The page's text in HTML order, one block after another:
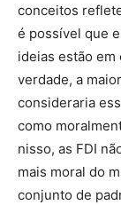
conceitos
é possível que
ideias estão
verdade, a
consideraria
como
nisso, as FDI
mais moral do
conjunto de